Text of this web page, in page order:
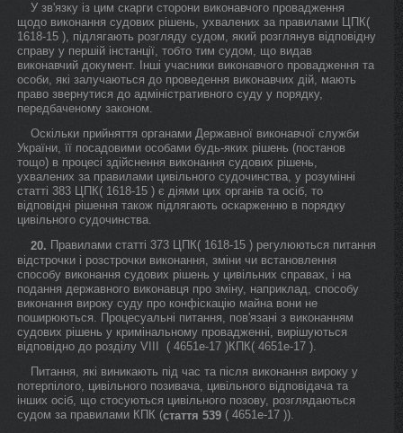
У зв'язку із цим скарги сторони виконавчого провадження
щодо виконання судових рішень, ухвалених за правилами ЦПК(
1618-15 ), підлягають розгляду судом, який розглянув відповідну
справу у першій інстанції, тобто тим судом, що видав
виконавчий документ. Інші учасники виконавчого провадження та
особи, які залучаються до проведення виконавчих дій, мають
право звернутися до адміністративного суду у порядку,
передбаченому законом.
Оскільки прийняття органами Державної виконавчої служби
України, її посадовими особами будь-яких рішень (постанов
тощо) в процесі здійснення виконання судових рішень,
ухвалених за правилами цивільного судочинства, у розумінні
статті 383 ЦПК( 1618-15 ) є діями цих органів та осіб, то
відповідні рішення також підлягають оскарженню в порядку
цивільного судочинства.
20. Правилами статті 373 ЦПК( 1618-15 ) регулюються питання
відстрочки і розстрочки виконання, зміни чи встановлення
способу виконання судових рішень у цивільних справах, і на
подання державного виконавця про зміну, наприклад, способу
виконання вироку суду про конфіскацію майна вони не
поширюються. Процесуальні питання, пов'язані з виконанням
судових рішень у кримінальному провадженні, вирішуються
відповідно до розділу VIII ( 4651е-17 )КПК( 4651е-17 ).
Питання, які виникають під час та після виконання вироку у
потерпілого, цивільного позивача, цивільного відповідача та
інших осіб, що стосуються цивільного позову, розглядаються
судом за правилами КПК (стаття 539 ( 4651е-17 )).